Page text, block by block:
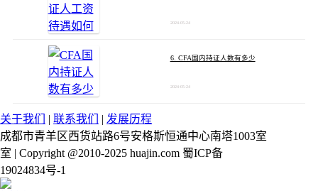
2024-05-24
6. CFA国内持证人数有多少
2024-05-24
关于我们 | 联系我们 | 发展历程
成都市青羊区西货站路6号安格斯恒通中心南塔1003室
室 | Copyright @2010-2025 huajin.com 蜀ICP备
19024834号-1